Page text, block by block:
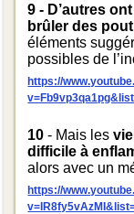
9 - D’autres
brûler des
éléments
possibles de
https://
10 - Mais les
difficile à
alors avec un
https://